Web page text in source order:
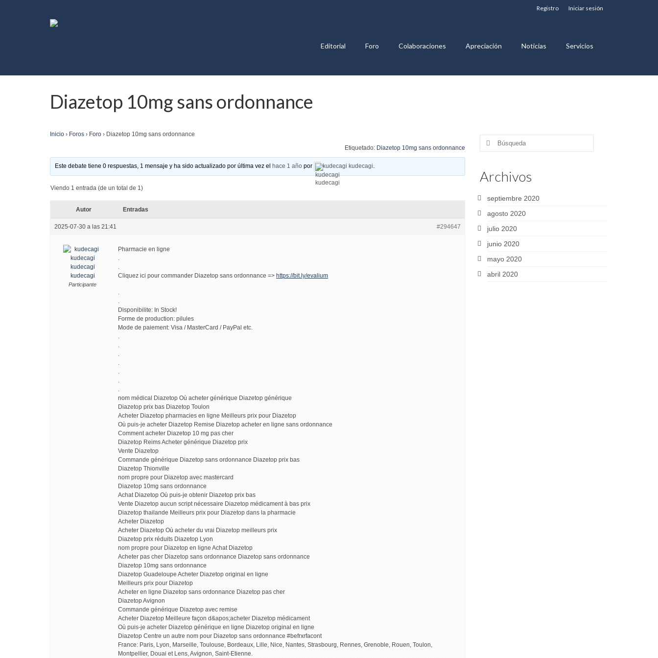
Registro Iniciar sesión
Editorial Foro Colaboraciones Apreciación Noticias Servicios
Diazetop 10mg sans ordonnance
Inicio › Foros › Foro › Diazetop 10mg sans ordonnance
Etiquetado: Diazetop 10mg sans ordonnance
Este debate tiene 0 respuestas, 1 mensaje y ha sido actualizado por última vez el hace 1 año por kudecagi kudecagi.
Viendo 1 entrada (de un total de 1)
Autor Entradas
2025-07-30 a las 21:41 #294647
kudecagi
kudecagi
Participante
Pharmacie en ligne
.
.
Cliquez ici pour commander Diazetop sans ordonnance => https://bit.ly/evalium
.
.
Disponibilite: In Stock!
Forme de production: pilules
Mode de paiement: Visa / MasterCard / PayPal etc.
.
.
.
.
.
.
.
nom médical Diazetop Où acheter générique Diazetop générique
Diazetop prix bas Diazetop Toulon
Acheter Diazetop pharmacies en ligne Meilleurs prix pour Diazetop
Où puis-je acheter Diazetop Remise Diazetop acheter en ligne sans ordonnance
Comment acheter Diazetop 10 mg pas cher
Diazetop Reims Acheter générique Diazetop prix
Vente Diazetop
Commande générique Diazetop sans ordonnance Diazetop prix bas
Diazetop Thionville
nom propre pour Diazetop avec mastercard
Diazetop 10mg sans ordonnance
Achat Diazetop Où puis-je obtenir Diazetop prix bas
Vente Diazetop aucun script nécessaire Diazetop médicament à bas prix
Diazetop thailande Meilleurs prix pour Diazetop dans la pharmacie
Acheter Diazetop
Acheter Diazetop Où acheter du vrai Diazetop meilleurs prix
Diazetop prix réduits Diazetop Lyon
nom propre pour Diazetop en ligne Achat Diazetop
Acheter pas cher Diazetop sans ordonnance Diazetop sans ordonnance
Diazetop 10mg sans ordonnance
Diazetop Guadeloupe Acheter Diazetop original en ligne
Meilleurs prix pour Diazetop
Acheter en ligne Diazetop sans ordonnance Diazetop pas cher
Diazetop Avignon
Commande générique Diazetop avec remise
Acheter Diazetop Meilleure façon d&apos;acheter Diazetop médicament
Où puis-je acheter Diazetop générique en ligne Diazetop original en ligne
Diazetop Centre un autre nom pour Diazetop sans ordonnance #befrxrfacont
France: Paris, Lyon, Marseille, Toulouse, Bordeaux, Lille, Nice, Nantes, Strasbourg, Rennes, Grenoble, Rouen, Toulon,
Montpellier, Douai et Lens, Avignon, Saint-Etienne.
Buscar
Archivos
septiembre 2020
agosto 2020
julio 2020
junio 2020
mayo 2020
abril 2020